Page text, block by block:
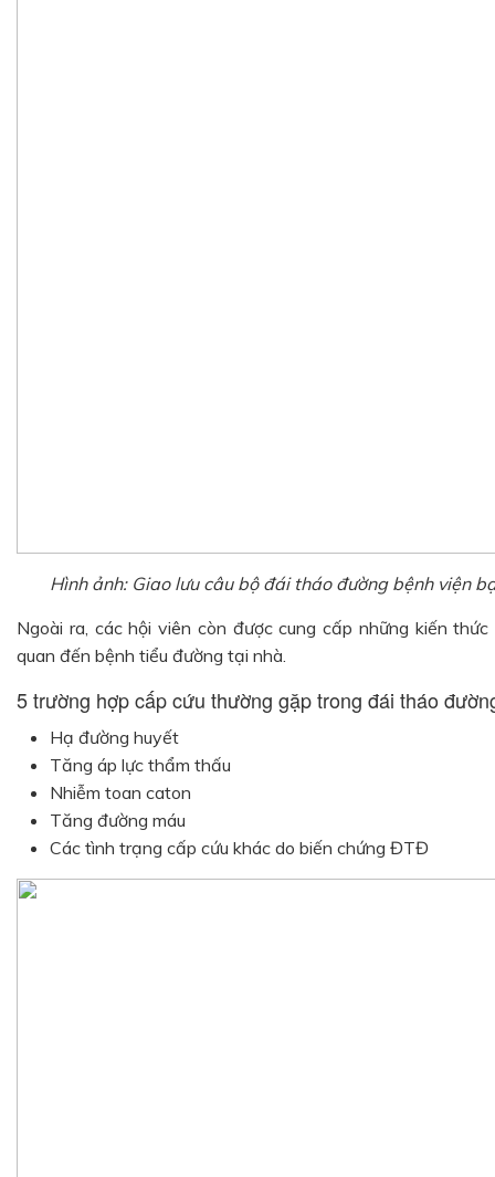
Hình ảnh: Giao lưu câu bộ đái tháo đường bệnh viện
Ngoài ra, các hội viên còn được cung cấp những kiến
quan đến bệnh tiểu đường tại nhà.
5 trường hợp cấp cứu thường gặp trong đái tháo
Hạ đường huyết
Tăng áp lực thẩm thấu
Nhiễm toan caton
Tăng đường máu
Các tình trạng cấp cứu khác do biến chứng ĐTĐ